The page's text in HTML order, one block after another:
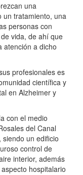
una
un tratamiento, una
personas con
vida, de ahí que
atención a dicho
profesionales es
científica y
en Alzheimer y
con el medio
del Canal
un edificio
control de
interior, además
hospitalario